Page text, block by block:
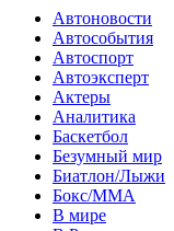
Автоновости
Автособытия
Автоспорт
Автоэксперт
Актеры
Аналитика
Баскетбол
Безумный мир
Биатлон/Лыжи
Бокс/MMA
В мире